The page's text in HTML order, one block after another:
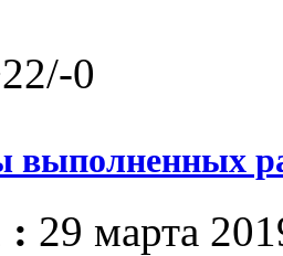
0
выполненных
: 29 марта